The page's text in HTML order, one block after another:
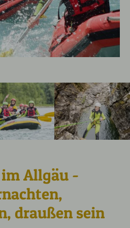
Allgäu -
draußen sein